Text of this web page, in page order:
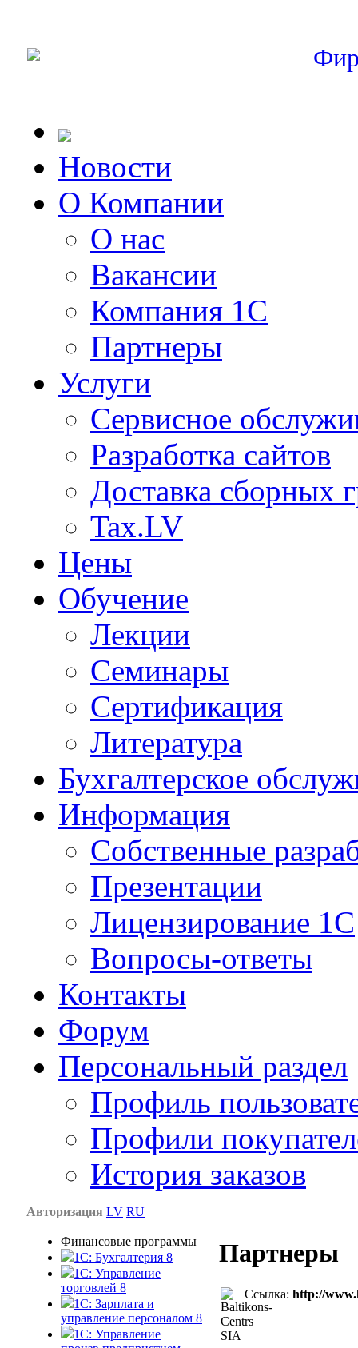
Новости
О Компании
О нас
Вакансии
Компания 1С
Партнеры
Услуги
Сервисное
Разработка сайтов
Доставка сборных
Tax.LV
Цены
Обучение
Лекции
Семинары
Сертификация
Литература
Бухгалтерское
Информация
Собственные
Презентации
Лицензирование 1С
Вопросы-ответы
Контакты
Форум
Персональный раздел
Профиль
Профили
История заказов
Авторизация LV RU
Финансовые программы
1С: Бухгалтерия 8
1C: Управление
торговлей 8
1C: Зарплата и
управление персоналом 8
1C: Управление
Партнеры
Ссылка: http://